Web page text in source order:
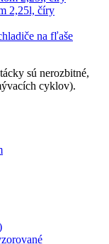
2,25l, číry
sú nerozbitné,
cyklov).